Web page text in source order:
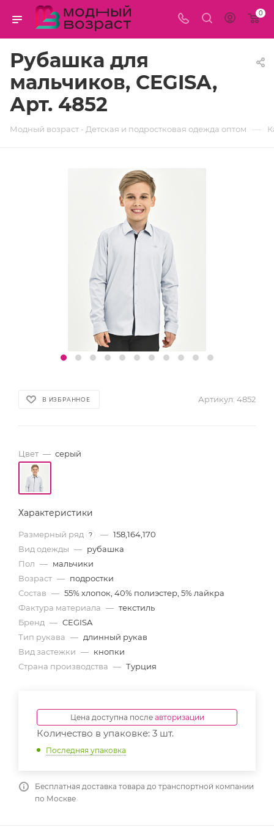
0
Рубашка для
мальчиков, CEGISA,
Арт. 4852
Модный возраст - Детская и подростковая одежда оптом —
В ИЗБРАННОЕ Артикул: 4852
Цвет — серый
Характеристики
Размерный ряд ? — 158,164,170
Вид одежды — рубашка
Пол — мальчики
Возраст — подростки
Состав — 55% хлопок, 40% полиэстер, 5% лайкра
Фактура материала — текстиль
Бренд — CEGISA
Тип рукава — длинный рукав
Вид застежки — кнопки
Страна производства — Турция
Цена доступна после авторизации
Количество в упаковке: 3 шт.
Последняя упаковка
Бесплатная доставка товара до транспортной компании
по Москве